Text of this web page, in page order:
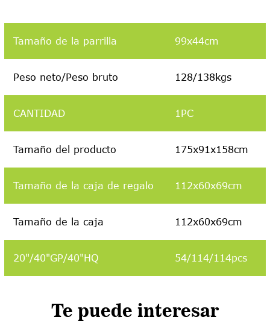
Tamaño de la parrilla 99x44cm
Peso neto/Peso bruto 128/138kgs
CANTIDAD 1PC
Tamaño del producto 175x91x158cm
Tamaño de la caja de regalo 112x60x69cm
Tamaño de la caja 112x60x69cm
20"/40"GP/40"HQ 54/114/114pcs
Te puede interesar